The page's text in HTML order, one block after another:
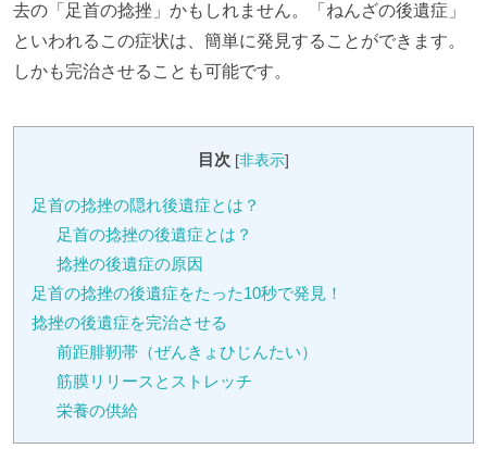
去の「足首の捻挫」かもしれません。「ねんざの後遺症」
といわれるこの症状は、簡単に発見することができます。
しかも完治させることも可能です。
目次 [非表示]
足首の捻挫の隠れ後遺症とは？
足首の捻挫の後遺症とは？
捻挫の後遺症の原因
足首の捻挫の後遺症をたった10秒で発見！
捻挫の後遺症を完治させる
前距腓靭帯（ぜんきょひじんたい）
筋膜リリースとストレッチ
栄養の供給